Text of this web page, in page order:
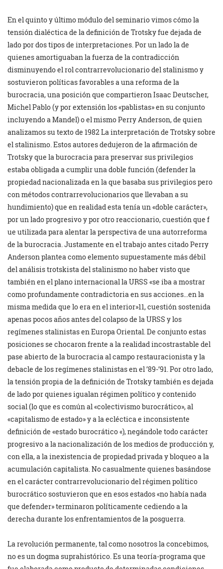
En el quinto y último módulo del seminario vimos cómo la
tensión dialéctica de la definición de Trotsky fue dejada de
lado por dos tipos de interpretaciones. Por un lado la de
quienes amortiguaban la fuerza de la contradicción
disminuyendo el rol contrarrevolucionario del stalinismo y
sostuvieron políticas favorables a una reforma de la
burocracia, una posición que compartieron Isaac Deutscher,
Michel Pablo (y por extensión los «pablistas» en su conjunto
incluyendo a Mandel) o el mismo Perry Anderson, de quien
analizamos su texto de 1982 La interpretación de Trotsky sobre
el stalinismo. Estos autores dedujeron de la afirmación de
Trotsky que la burocracia para preservar sus privilegios
estaba obligada a cumplir una doble función (defender la
propiedad nacionalizada en la que basaba sus privilegios pero
con métodos contrarrevolucionarios que llevaban a su
hundimiento) que en realidad esta tenía un «doble carácter»,
por un lado progresivo y por otro reaccionario, cuestión que f
ue utilizada para alentar la perspectiva de una autorreforma
de la burocracia. Justamente en el trabajo antes citado Perry
Anderson plantea como elemento supuestamente más débil
del análisis trotskista del stalinismo no haber visto que
también en el plano internacional la URSS «se iba a mostrar
como profundamente contradictoria en sus acciones…en la
misma medida que lo era en el interior»11, cuestión sostenida
apenas pocos años antes del colapso de la URSS y los
regímenes stalinistas en Europa Oriental. De conjunto estas
posiciones se chocaron frente a la realidad incostrastable del
pase abierto de la burocracia al campo restauracionista y la
debacle de los regímenes stalinistas en el ’89-’91. Por otro lado,
la tensión propia de la definición de Trotsky también es dejada
de lado por quienes igualan régimen político y contenido
social (lo que es común al «colectivismo burocrático», al
«capitalismo de estado» y a la ecléctica e inconsistente
definición de «estado burocrático «), negándole todo carácter
progresivo a la nacionalización de los medios de producción y,
con ella, a la inexistencia de propiedad privada y bloqueo a la
acumulación capitalista. No casualmente quienes basándose
en el carácter contrarrevolucionario del régimen político
burocrático sostuvieron que en esos estados «no había nada
que defender» terminaron políticamente cediendo a la
derecha durante los enfrentamientos de la posguerra.
La revolución permanente, tal como nosotros la concebimos,
no es un dogma suprahistórico. Es una teoría-programa que